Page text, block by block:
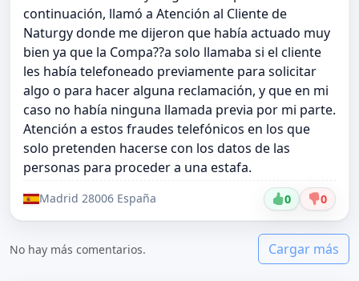
continuación, llamó a Atención al Cliente de
Naturgy donde me dijeron que había actuado muy
bien ya que la Compa??a solo llamaba si el cliente
les había telefoneado previamente para solicitar
algo o para hacer alguna reclamación, y que en mi
caso no había ninguna llamada previa por mi parte.
Atención a estos fraudes telefónicos en los que
solo pretenden hacerse con los datos de las
personas para proceder a una estafa.
Madrid 28006 España 0 0
No hay más comentarios. Cargar más